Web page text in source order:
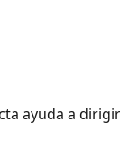
ayuda a